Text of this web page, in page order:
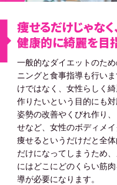
痩せるだけじゃな
健康的に綺麗を目
一般的なダイエットのた
ニングと食事指導も行い
けではなく、女性らしく
作りたいという目的にも対
姿勢の改善やくびれ作り
せなど、女性のボディメイ
痩せるというだけだと全
だけになってしまうため
にはどこにどのくらい筋
導が必要になります。